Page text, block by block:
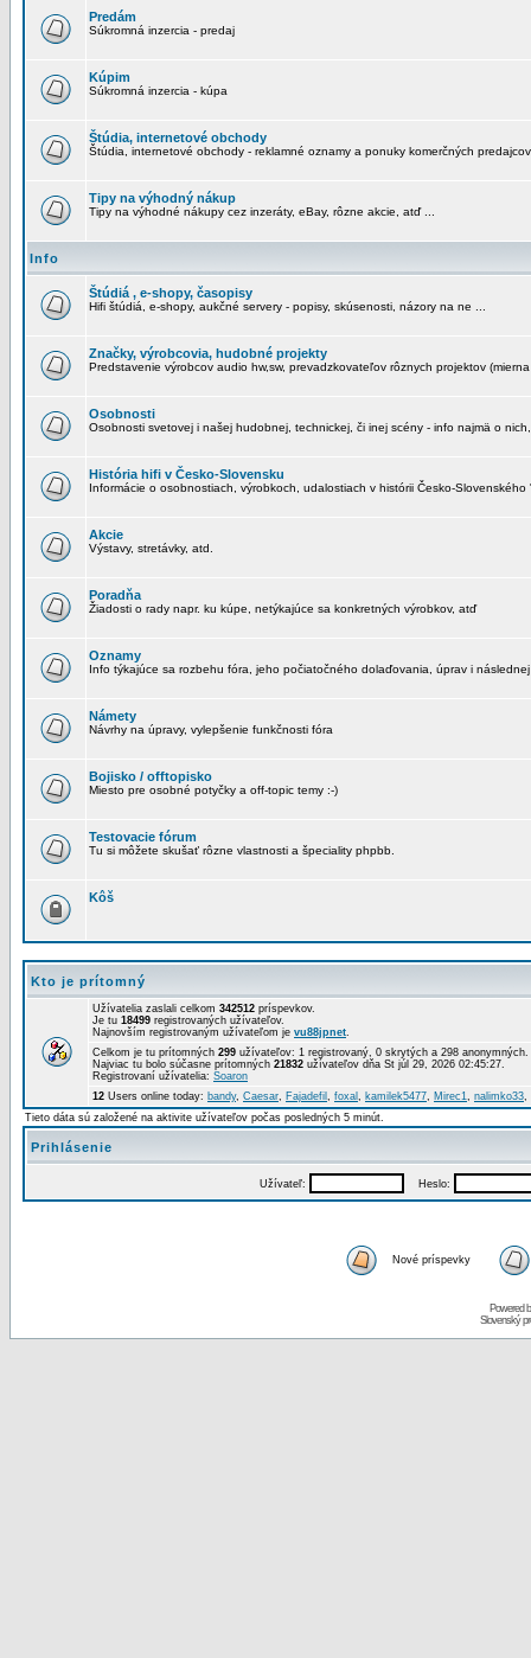
Predám
Súkromná inzercia - predaj
Kúpim
Súkromná inzercia - kúpa
Štúdia, internetové obchody
Štúdia, internetové obchody - reklamné oznamy a ponuky komerčných predajcov
Tipy na výhodný nákup
Tipy na výhodné nákupy cez inzeráty, eBay, rôzne akcie, atď ...
Info
Štúdiá , e-shopy, časopisy
Hifi štúdiá, e-shopy, aukčné servery - popisy, skúsenosti, názory na ne ...
Značky, výrobcovia, hudobné projekty
Predstavenie výrobcov audio hw,sw, prevadzkovateľov rôznych projektov
Osobnosti
Osobnosti svetovej i našej hudobnej, technickej, či inej scény - info najmä o
História hifi v Česko-Slovensku
Informácie o osobnostiach, výrobkoch, udalostiach v histórii Česko-Slovenského
Akcie
Výstavy, stretávky, atd.
Poradňa
Žiadosti o rady napr. ku kúpe, netýkajúce sa konkretných výrobkov, atď
Oznamy
Info týkajúce sa rozbehu fóra, jeho počiatočného dolaďovania, úprav i
Námety
Návrhy na úpravy, vylepšenie funkčnosti fóra
Bojisko / offtopisko
Miesto pre osobné potyčky a off-topic temy :-)
Testovacie fórum
Tu si môžete skušať rôzne vlastnosti a špeciality phpbb.
Kôš
Kto je prítomný
Užívatelia zaslali celkom 342512 príspevkov.
Je tu 18499 registrovaných užívateľov.
Najnovším registrovaným užívateľom je vu88jpnet.
Celkom je tu prítomných 299 užívateľov: 1 registrovaný, 0 skrytých a 298
Najviac tu bolo súčasne prítomných 21832 užívateľov dňa St júl 29, 2026 02:45:27.
Registrovaní užívatelia: Soaron
12 Users online today: bandy, Caesar, Fajadefil , foxal , kamilek5477, Mirec1, nalimko33,
Tieto dáta sú založené na aktivite užívateľov počas posledných 5 minút.
Prihlásenie
Užívateľ: Heslo:
Nové príspevky
Powered
Slovenský